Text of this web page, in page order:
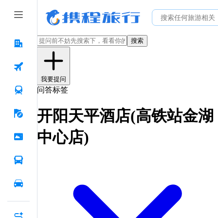
搜索
我要提问
问答标签
开阳天平酒店(高铁站金湖
中心店)